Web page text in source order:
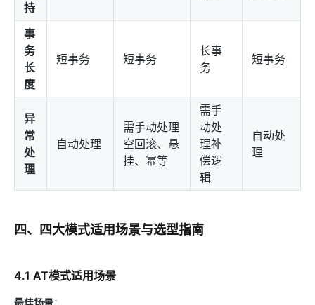
持
事
务
长
度
短事务 短事务
长事
务
短事务
异
常
处
理
自动处理
需手动处理
空回滚、悬
挂、幂等
需手
动处
理补
偿逻
辑
自动处
理
四、四大模式适用场景与选型指南
4.1 AT模式适用场景